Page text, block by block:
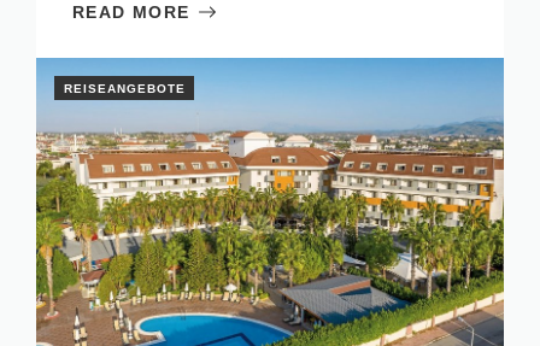
READ MORE
REISEANGEBOTE